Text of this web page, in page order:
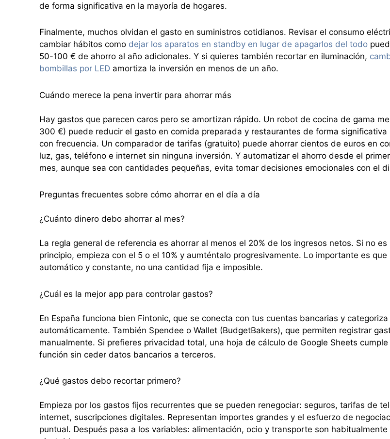
de forma significativa en la mayoría de hogares.
Finalmente, muchos olvidan el gasto en suministros cotidianos. Revisar el consumo
cambiar hábitos como dejar los aparatos en standby en lugar de apagarlos del todo
50-100 € de ahorro al año adicionales. Y si quieres también recortar en iluminación,
bombillas por LEDamortiza la inversión en menos de un año.
Cuándo merece la pena invertir para ahorrar más
Hay gastos que parecen caros pero se amortizan rápido. Un robot de cocina de gama
300 €) puede reducir el gasto en comida preparada y restaurantes de forma significativa
con frecuencia. Un comparador de tarifas (gratuito) puede ahorrar cientos de euros en
luz, gas, teléfono e internet sin ninguna inversión. Y automatizar el ahorro desde el
mes, aunque sea con cantidades pequeñas, evita tomar decisiones emocionales con el
Preguntas frecuentes sobre cómo ahorrar en el día a día
¿Cuánto dinero debo ahorrar al mes?
La regla general de referencia es ahorrar al menos el 20% de los ingresos netos. Si no es
principio, empieza con el 5 o el 10% y aumténtalo progresivamente. Lo importante es que
automático y constante, no una cantidad fija e imposible.
¿Cuál es la mejor app para controlar gastos?
En España funciona bien Fintonic, que se conecta con tus cuentas bancarias y
automáticamente. También Spendee o Wallet (BudgetBakers), que permiten registrar
manualmente. Si prefieres privacidad total, una hoja de cálculo de Google Sheets cumple
función sin ceder datos bancarios a terceros.
¿Qué gastos debo recortar primero?
Empieza por los gastos fijos recurrentes que se pueden renegociar: seguros, tarifas de
internet, suscripciones digitales. Representan importes grandes y el esfuerzo de
puntual. Después pasa a los variables: alimentación, ocio y transporte son habitualmente